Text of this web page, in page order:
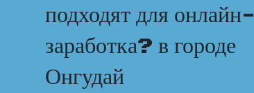
подходят для онлайн-
заработка? в городе
Онгудай